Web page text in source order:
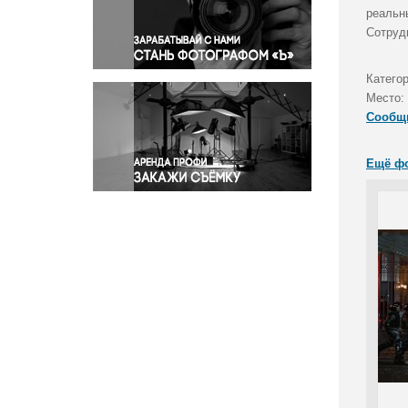
Правосудие
Происшествия и конфликты
Религия
Светская жизнь
Спорт
Экология
Экономика и бизнес
Место:
Ещё